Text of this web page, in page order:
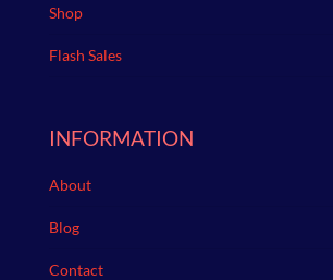
Shop
Flash Sales
INFORMATION
About
Blog
Contact